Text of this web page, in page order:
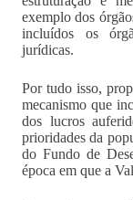
exemplo dos
incluídos os
jurídicas.
Por tudo isso,
mecanismo que
dos lucros
prioridades da
do Fundo de
época em que a